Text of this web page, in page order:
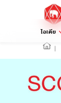
ไอเดีย
|